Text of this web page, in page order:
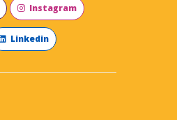
Instagram
Linkedin